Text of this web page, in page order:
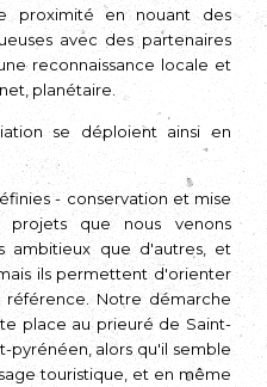
proximité en nouant des
avec des partenaires
reconnaissance locale et
planétaire.
se déploient ainsi en
- conservation et mise
que nous venons
ambitieux que d'autres, et
ils permettent d'orienter
Notre démarche
place au prieuré de Saint-
pyrénéen, alors qu'il semble
touristique, et en même